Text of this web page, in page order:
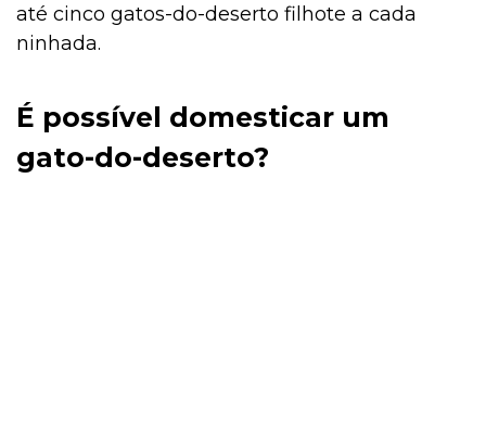
até cinco gatos-do-deserto filhote a cada
ninhada.
É possível domesticar um
gato-do-deserto?